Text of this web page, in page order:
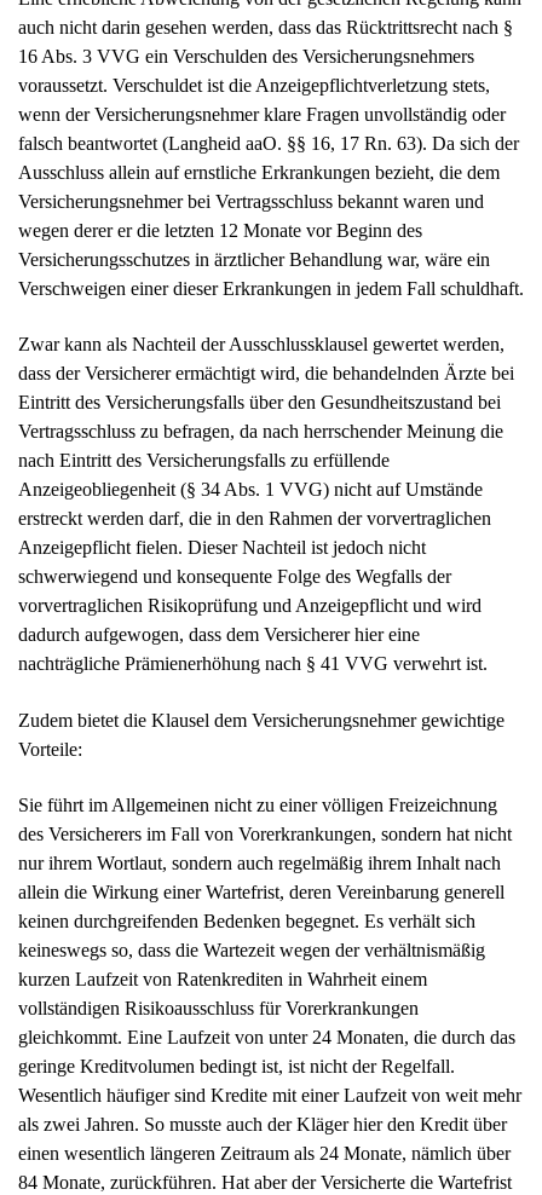
auch nicht darin gesehen werden, dass das Rücktrittsrecht nach §
16 Abs. 3 VVG ein Verschulden des Versicherungsnehmers
voraussetzt. Verschuldet ist die Anzeigepflichtverletzung stets,
wenn der Versicherungsnehmer klare Fragen unvollständig oder
falsch beantwortet (Langheid aaO. §§ 16, 17 Rn. 63). Da sich der
Ausschluss allein auf ernstliche Erkrankungen bezieht, die dem
Versicherungsnehmer bei Vertragsschluss bekannt waren und
wegen derer er die letzten 12 Monate vor Beginn des
Versicherungsschutzes in ärztlicher Behandlung war, wäre ein
Verschweigen einer dieser Erkrankungen in jedem Fall schuldhaft.
Zwar kann als Nachteil der Ausschlussklausel gewertet werden,
dass der Versicherer ermächtigt wird, die behandelnden Ärzte bei
Eintritt des Versicherungsfalls über den Gesundheitszustand bei
Vertragsschluss zu befragen, da nach herrschender Meinung die
nach Eintritt des Versicherungsfalls zu erfüllende
Anzeigeobliegenheit (§ 34 Abs. 1 VVG) nicht auf Umstände
erstreckt werden darf, die in den Rahmen der vorvertraglichen
Anzeigepflicht fielen. Dieser Nachteil ist jedoch nicht
schwerwiegend und konsequente Folge des Wegfalls der
vorvertraglichen Risikoprüfung und Anzeigepflicht und wird
dadurch aufgewogen, dass dem Versicherer hier eine
nachträgliche Prämienerhöhung nach § 41 VVG verwehrt ist.
Zudem bietet die Klausel dem Versicherungsnehmer gewichtige
Vorteile:
Sie führt im Allgemeinen nicht zu einer völligen Freizeichnung
des Versicherers im Fall von Vorerkrankungen, sondern hat nicht
nur ihrem Wortlaut, sondern auch regelmäßig ihrem Inhalt nach
allein die Wirkung einer Wartefrist, deren Vereinbarung generell
keinen durchgreifenden Bedenken begegnet. Es verhält sich
keineswegs so, dass die Wartezeit wegen der verhältnismäßig
kurzen Laufzeit von Ratenkrediten in Wahrheit einem
vollständigen Risikoausschluss für Vorerkrankungen
gleichkommt. Eine Laufzeit von unter 24 Monaten, die durch das
geringe Kreditvolumen bedingt ist, ist nicht der Regelfall.
Wesentlich häufiger sind Kredite mit einer Laufzeit von weit mehr
als zwei Jahren. So musste auch der Kläger hier den Kredit über
einen wesentlich längeren Zeitraum als 24 Monate, nämlich über
84 Monate, zurückführen. Hat aber der Versicherte die Wartefrist